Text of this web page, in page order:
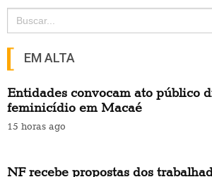
Search
for:
EM ALTA
Entidades convocam ato público
feminicídio em Macaé
15 horas ago
NF recebe propostas dos